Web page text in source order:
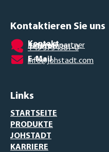
Kontaktieren Sie uns
Kontakt
Ansprechpartner
Telefon
+49 3734381-0
E-Mail
info@johstadt.com
Links
STARTSEITE
PRODUKTE
JOHSTADT
KARRIERE